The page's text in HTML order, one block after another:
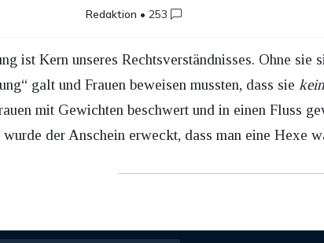
Redaktion •253
ist Kern unseres Rechtsverständnisses. Ohne
galt und Frauen beweisen mussten, dass sie
mit Gewichten beschwert und in einen Fluss
der Anschein erweckt, dass man eine Hexe